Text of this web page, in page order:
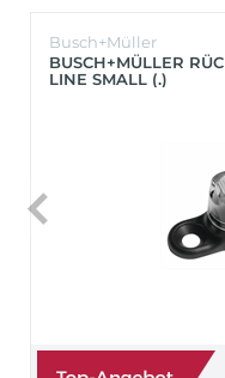
Busch+Müller
BUSCH+MÜLLER
LINE SMALL (.)